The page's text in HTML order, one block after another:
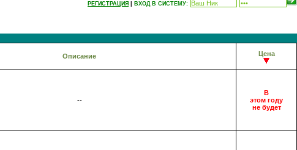
РЕГИСТРАЦИЯ ВХОД В СИСТЕМУ:
Описание Цена
--
В
этом году
не будет